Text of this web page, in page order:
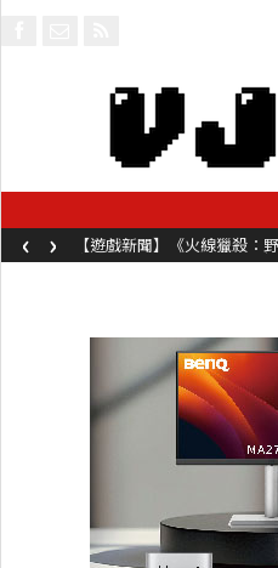
【遊戲新聞】《火線獵殺：
容同時系舊作限時超平價折扣
‹ ›